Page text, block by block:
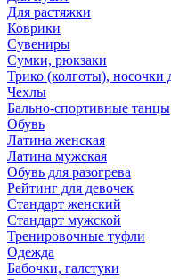
Для растяжки
Коврики
Сувениры
Сумки, рюкзаки
Трико (колготы), носочки
Чехлы
Бально-спортивные танцы
Обувь
Латина женская
Латина мужская
Обувь для разогрева
Рейтинг для девочек
Стандарт женский
Стандарт мужской
Тренировочные туфли
Одежда
Бабочки, галстуки